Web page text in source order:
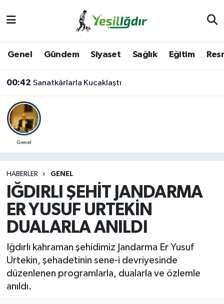
Genel Gündem Siyaset Sağlık Eğitim
00:42 Sanatkârlarla Kucaklaştı
Genel
HABERLER GENEL
IĞDIRLI ŞEHİT JANDARMA
ER YUSUF URTEKİN
DUALARLA ANILDI
Iğdırlı kahraman şehidimiz Jandarma Er Yusuf
Urtekin, şehadetinin sene-i devriyesinde
düzenlenen programlarla, dualarla ve özlemle
anıldı.
Iğdır Trafik Yoğunluk Haritası
Süper Lig Puan Durumu ve Fikstür
Son Dakika Haberleri
Haber Arşivi